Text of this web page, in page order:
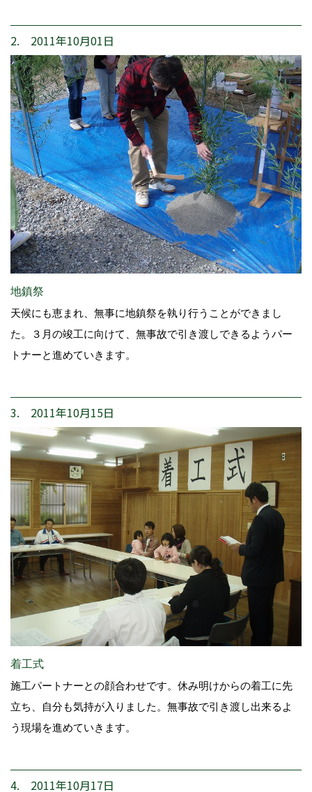
2. 2011年10月01日
地鎮祭
天候にも恵まれ、無事に地鎮祭を執り行うことができまし
た。３月の竣工に向けて、無事故で引き渡しできるようパー
トナーと進めていきます。
3. 2011年10月15日
着工式
施工パートナーとの顔合わせです。休み明けからの着工に先
立ち、自分も気持が入りました。無事故で引き渡し出来るよ
う現場を進めていきます。
4. 2011年10月17日